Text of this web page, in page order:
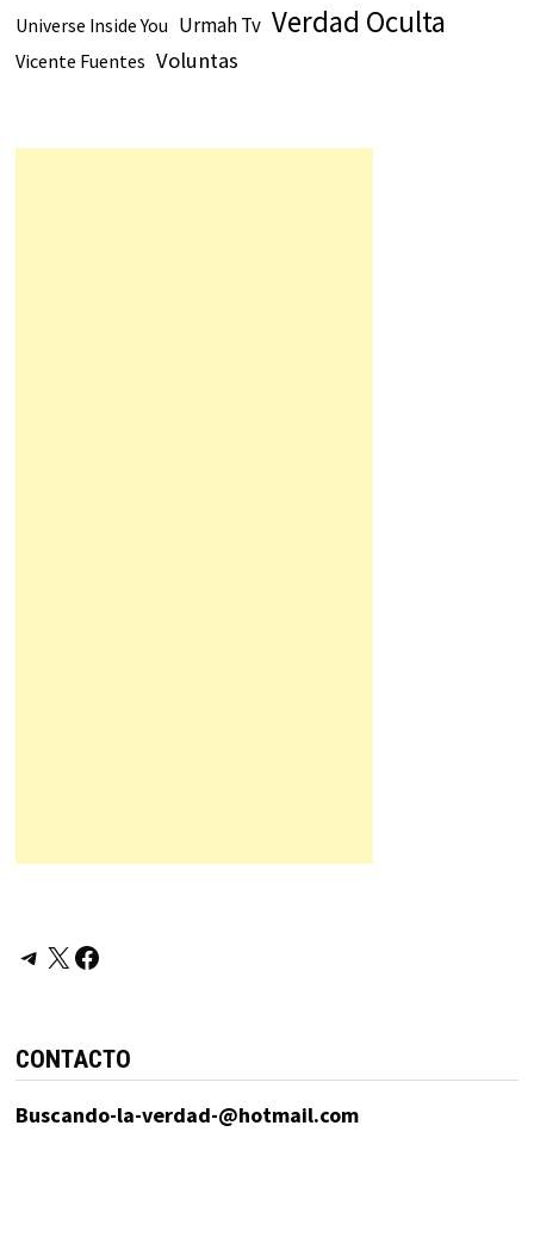
Universe Inside You Urmah Tv Verdad Oculta
Vicente Fuentes Voluntas
Telegram
X Facebook
CONTACTO
Buscando-la-verdad-@hotmail.com